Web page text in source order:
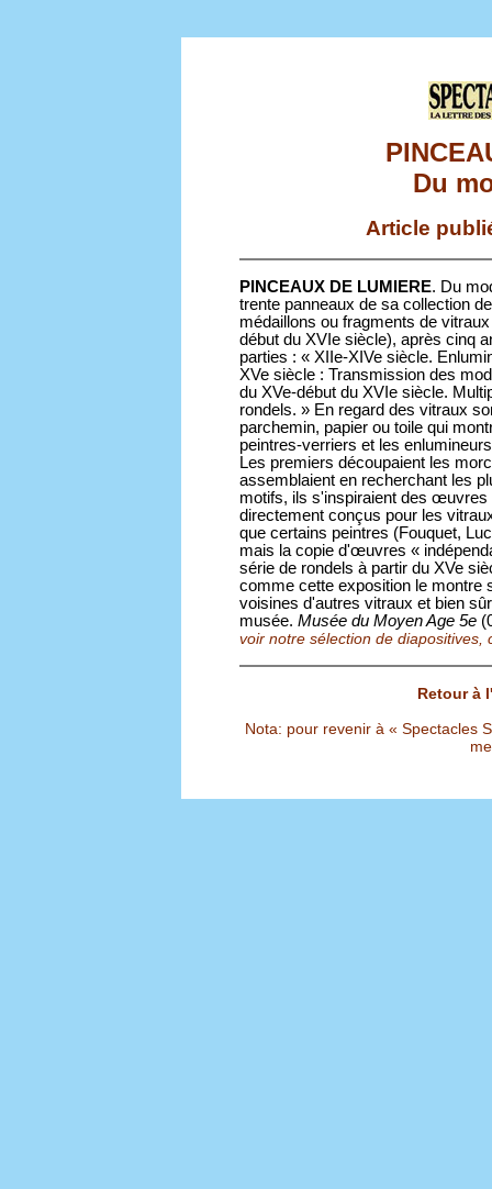
Du
Article
PINCEAUX DE LUMIERE. Du
trente panneaux de sa collection
médaillons ou fragments de
début du XVIe siècle), après cinq
parties : « XIIe-XIVe siècle.
XVe siècle : Transmission des
du XVe-début du XVIe siècle.
rondels. » En regard des vitraux
parchemin, papier ou toile qui
peintres-verriers et les
Les premiers découpaient les
assemblaient en recherchant les
motifs, ils s'inspiraient des
directement conçus pour les
que certains peintres (Fouquet,
mais la copie d'œuvres «
série de rondels à partir du XVe
comme cette exposition le montre
voisines d'autres vitraux et bien
musée. Musée du Moyen Age 5e
voir notre sélection de diapositives,
Retour à
Nota: pour revenir à « Spectacles